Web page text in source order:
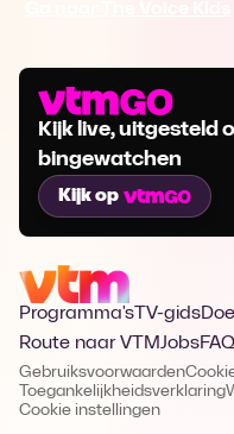
Kijk live, uitgesteld
bingewatchen
Kijk op
Programma's TV-gids
Route naar VTMJobsFAQ
Gebruiksvoorwaarden
Toegankelijkheidsverklaring
Cookie instellingen